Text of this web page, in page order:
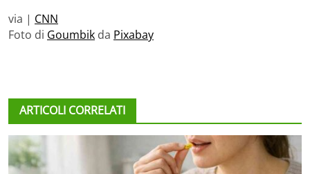
via | CNN
Foto di Goumbik da Pixabay
ARTICOLI CORRELATI